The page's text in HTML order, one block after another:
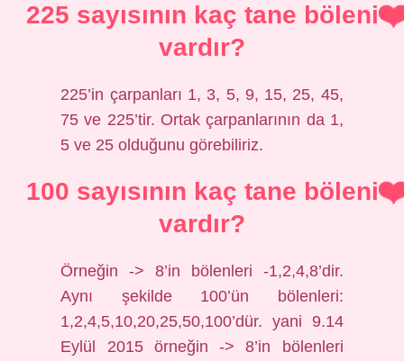
225 sayısının kaç tane böleni
vardır?
225’in çarpanları 1, 3, 5, 9, 15, 25, 45,
75 ve 225’tir. Ortak çarpanlarının da 1,
5 ve 25 olduğunu görebiliriz.
100 sayısının kaç tane böleni
vardır?
Örneğin -> 8’in bölenleri -1,2,4,8’dir.
Aynı şekilde 100’ün bölenleri:
1,2,4,5,10,20,25,50,100’dür. yani 9.14
Eylül 2015 örneğin -> 8’in bölenleri